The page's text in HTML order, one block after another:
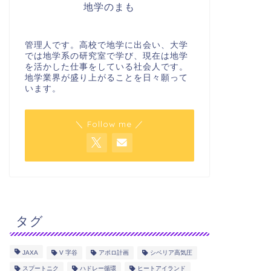
地学のまも
管理人です。高校で地学に出会い、大学
では地学系の研究室で学び、現在は地学
を活かした仕事をしている社会人です。
地学業界が盛り上がることを日々願って
います。
＼ Follow me ／
タグ
JAXA V 字谷 アポロ計画 シベリア高気圧
スプートニク ハドレー循環 ヒートアイランド